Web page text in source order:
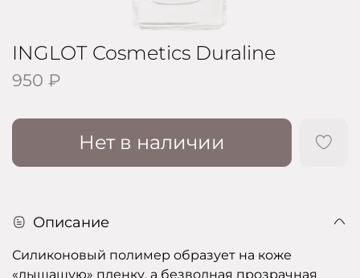
INGLOT Cosmetics Duraline
950 ₽
Нет в наличии
Описание
Силиконовый полимер образует на коже
«дышащую» пленку, а безводная прозрачная